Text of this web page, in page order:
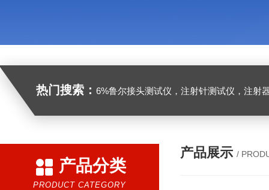
热门搜索： 6%鲁尔接头测试仪，注射针测试仪，注射器测试仪，缝合针测试仪，缝合线测试仪，导管测
产品分类
PRODUCT CATEGORY
产品展示 /